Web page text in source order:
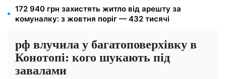
172 940 грн захистять житло від арешту за
комуналку: з жовтня поріг — 432 тисячі
рф влучила у багатоповерхівку в
Конотопі: кого шукають під
завалами